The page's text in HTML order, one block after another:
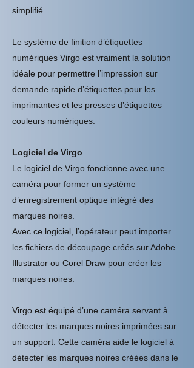
simplifié.
Le système de finition d’étiquettes
numériques Virgo est vraiment la solution
idéale pour permettre l’impression sur
demande rapide d’étiquettes pour les
imprimantes et les presses d’étiquettes
couleurs numériques.
Logiciel de Virgo
Le logiciel de Virgo fonctionne avec une
caméra pour former un système
d’enregistrement optique intégré des
marques noires.
Avec ce logiciel, l’opérateur peut importer
les fichiers de découpage créés sur Adobe
Illustrator ou Corel Draw pour créer les
marques noires.
Virgo est équipé d’une caméra servant à
détecter les marques noires imprimées sur
un support. Cette caméra aide le logiciel à
détecter les marques noires créées dans le